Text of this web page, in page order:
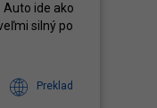
Auto ide ako
silný po
Preklad